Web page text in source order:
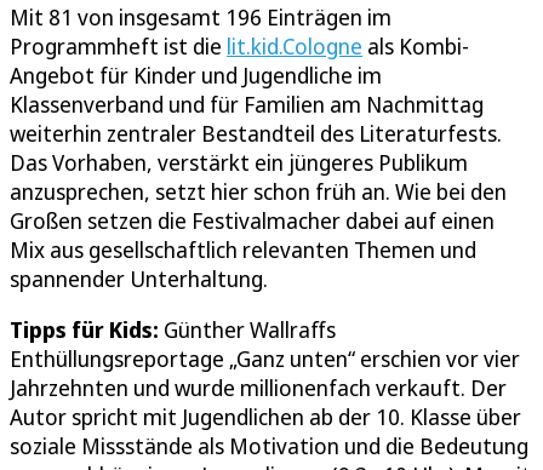
Mit 81 von insgesamt 196 Einträgen im
Programmheft ist die lit.kid.Cologne als Kombi-
Angebot für Kinder und Jugendliche im
Klassenverband und für Familien am Nachmittag
weiterhin zentraler Bestandteil des Literaturfests.
Das Vorhaben, verstärkt ein jüngeres Publikum
anzusprechen, setzt hier schon früh an. Wie bei den
Großen setzen die Festivalmacher dabei auf einen
Mix aus gesellschaftlich relevanten Themen und
spannender Unterhaltung.
Tipps für Kids: Günther Wallraffs
Enthüllungsreportage „Ganz unten“ erschien vor vier
Jahrzehnten und wurde millionenfach verkauft. Der
Autor spricht mit Jugendlichen ab der 10. Klasse über
soziale Missstände als Motivation und die Bedeutung